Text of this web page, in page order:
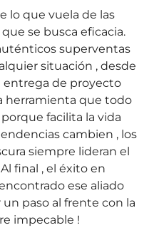
lo que vuela de las
se busca eficacia.
superventas
situación , desde
entrega de proyecto
herramienta que todo
facilita la vida
cambien , los
siempre lideran el
final , el éxito en
ese aliado
un paso al frente con la
impecable !